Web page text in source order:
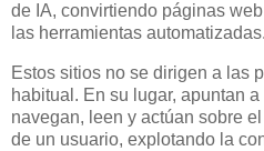
de IA, convirtiendo páginas
las herramientas automatizadas.
Estos sitios no se dirigen a las
habitual. En su lugar, apuntan
navegan, leen y actúan sobre
de un usuario, explotando la